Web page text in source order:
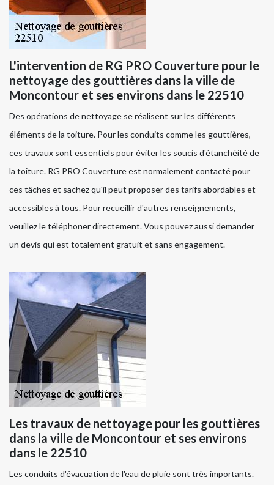
L'intervention de RG PRO Couverture pour le
nettoyage des gouttières dans la ville de
Moncontour et ses environs dans le 22510
Des opérations de nettoyage se réalisent sur les différents
éléments de la toiture. Pour les conduits comme les gouttières,
ces travaux sont essentiels pour éviter les soucis d'étanchéité de
la toiture. RG PRO Couverture est normalement contacté pour
ces tâches et sachez qu'il peut proposer des tarifs abordables et
accessibles à tous. Pour recueillir d'autres renseignements,
veuillez le téléphoner directement. Vous pouvez aussi demander
un devis qui est totalement gratuit et sans engagement.
Les travaux de nettoyage pour les gouttières
dans la ville de Moncontour et ses environs
dans le 22510
Les conduits d'évacuation de l'eau de pluie sont très importants.